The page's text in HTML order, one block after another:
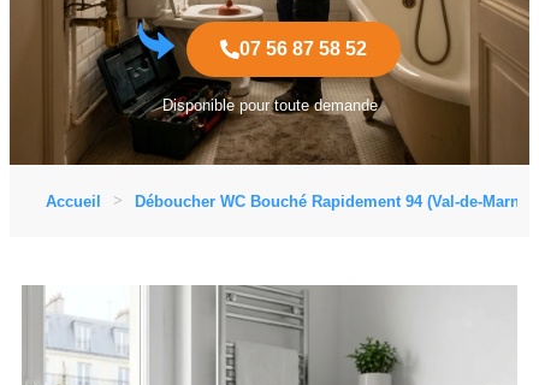
07 56 87 58 52
Disponible pour toute demande
Accueil Déboucher WC Bouché Rapidement 94 (Val-de-Marne)